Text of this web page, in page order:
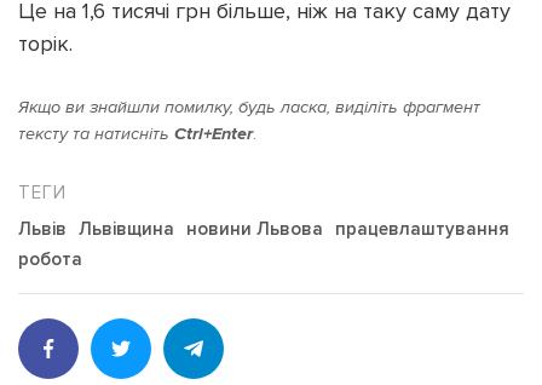
Це на 1,6 тисячі грн більше, ніж на таку саму дату
торік.
Якщо ви знайшли помилку, будь ласка, виділіть фрагмент
тексту та натисніть Ctrl+Enter.
Львів Львівщина новини Львова
працевлаштування
робота